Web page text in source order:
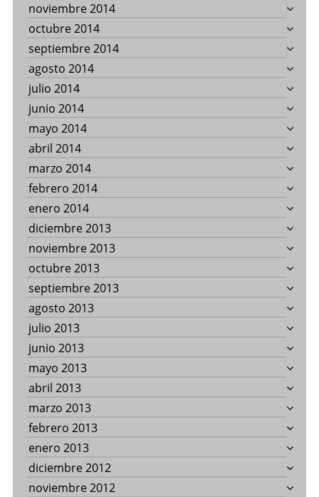
noviembre 2014
octubre 2014
septiembre 2014
agosto 2014
julio 2014
junio 2014
mayo 2014
abril 2014
marzo 2014
febrero 2014
enero 2014
diciembre 2013
noviembre 2013
octubre 2013
septiembre 2013
agosto 2013
julio 2013
junio 2013
mayo 2013
abril 2013
marzo 2013
febrero 2013
enero 2013
diciembre 2012
noviembre 2012